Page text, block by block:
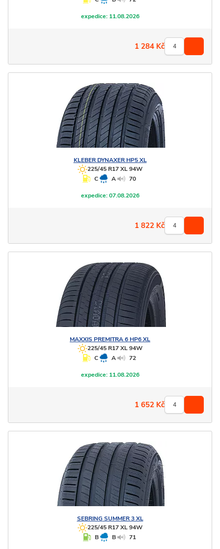
expedice:11.08.2026
1 284 Kč
KLEBERDYNAXER HP5 XL
225/45 R17 XL 94W
C
A 70
expedice:07.08.2026
1 822 Kč
MAXXIS PREMITRA 6 HP6 XL
225/45 R17 XL 94W
C
A 72
expedice:11.08.2026
1 652 Kč
SEBRING SUMMER 3 XL
225/45 R17 XL 94W
B
B 71